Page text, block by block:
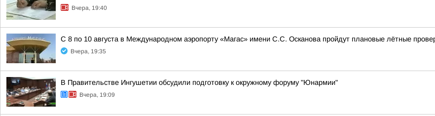
Вчера, 19:40
С 8 по 10 августа в Международном аэропорту «Магас» имени С.С. Осканова пройдут плановые лётные
Вчера, 19:35
В Правительстве Ингушетии обсудили подготовку к окружному форуму "Юнармии"
Вчера, 19:09